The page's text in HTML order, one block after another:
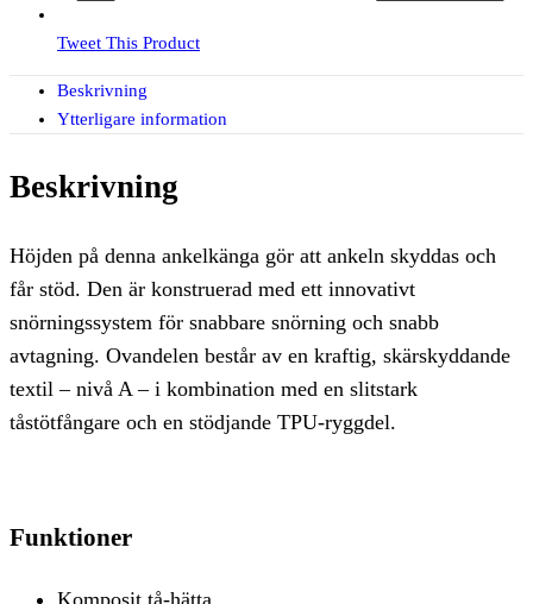
Tweet This Product
Beskrivning
Ytterligare information
Beskrivning
Höjden på denna ankelkänga gör att ankeln skyddas och
får stöd. Den är konstruerad med ett innovativt
snörningssystem för snabbare snörning och snabb
avtagning. Ovandelen består av en kraftig, skärskyddande
textil – nivå A – i kombination med en slitstark
tåstötfångare och en stödjande TPU-ryggdel.
Funktioner